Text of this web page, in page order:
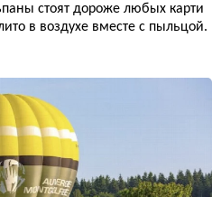
стоят дороже любых карти
в воздухе вместе с пыльцой.